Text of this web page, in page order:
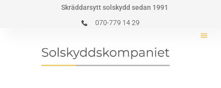
Skräddarsytt solskydd sedan 1991
070-779 14 29